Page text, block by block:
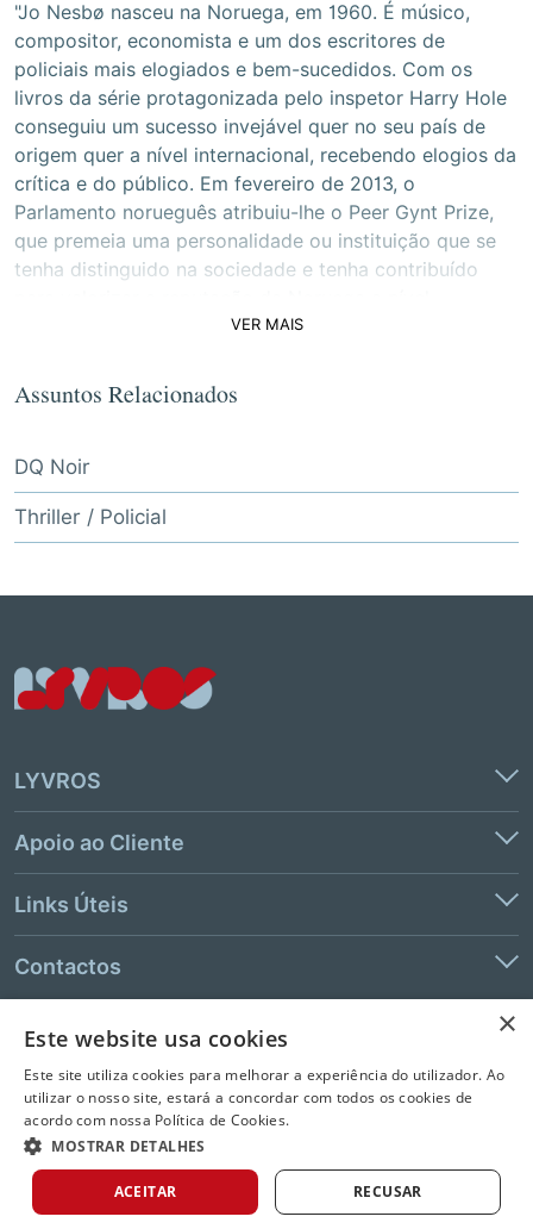
"Jo Nesbø nasceu na Noruega, em 1960. É músico,
compositor, economista e um dos escritores de
policiais mais elogiados e bem-sucedidos. Com os
livros da série protagonizada pelo inspetor Harry Hole
conseguiu um sucesso invejável quer no seu país de
origem quer a nível internacional, recebendo elogios da
crítica e do público. Em fevereiro de 2013, o
Parlamento norueguês atribuiu-lhe o Peer Gynt Prize,
que premeia uma personalidade ou instituição que se
tenha distinguido na sociedade e tenha contribuído
internacional. Traduzido em mais de 40 línguas e
literários e os seus livros atingiram os tops de vendas."
VER MAIS
Assuntos Relacionados
DQ Noir
Thriller / Policial
LYVROS
Apoio ao Cliente
Links Úteis
Contactos
© 2026 LeYa, S.A. Todos os direitos reservados. Não é permitida a
extração de texto e de dados.
×
Este website usa cookies
Este site utiliza cookies para melhorar a experiência do utilizador. Ao
utilizar o nosso site, estará a concordar com todos os cookies de
acordo com nossa Política de Cookies.
MOSTRAR DETALHES
ACEITAR RECUSAR